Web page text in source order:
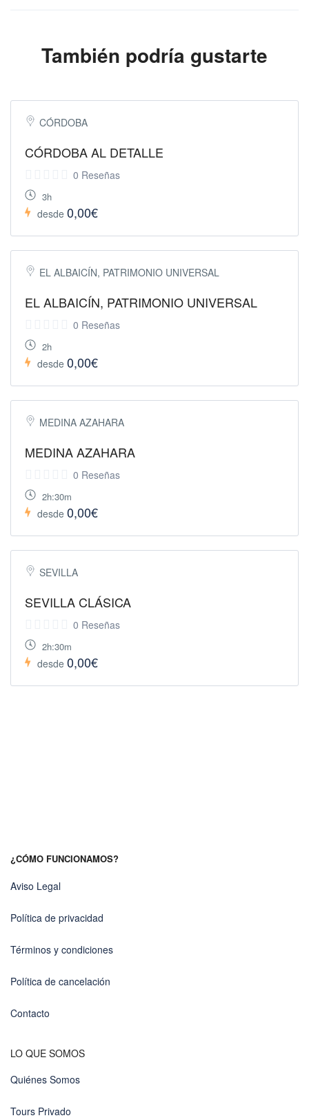
También podría gustarte
CÓRDOBA
CÓRDOBA AL DETALLE
0 Reseñas
3h
desde 0,00€
EL ALBAICÍN, PATRIMONIO UNIVERSAL
EL ALBAICÍN, PATRIMONIO UNIVERSAL
0 Reseñas
2h
desde 0,00€
MEDINA AZAHARA
MEDINA AZAHARA
0 Reseñas
2h:30m
desde 0,00€
SEVILLA
SEVILLA CLÁSICA
0 Reseñas
2h:30m
desde 0,00€
¿CÓMO FUNCIONAMOS?
Aviso Legal
Política de privacidad
Términos y condiciones
Política de cancelación
Contacto
LO QUE SOMOS
Quiénes Somos
Tours Privado